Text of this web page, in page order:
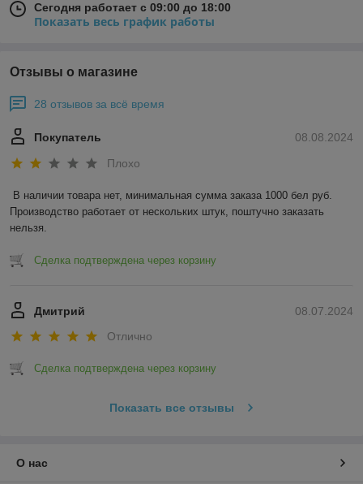
Сегодня работает с 09:00 до 18:00
Показать весь график работы
Отзывы о магазине
28 отзывов за всё время
08.08.2024
Покупатель
Плохо
В наличии товара нет, минимальная сумма заказа 1000 бел руб.
Производство работает от нескольких штук, поштучно заказать
нельзя.
Сделка подтверждена через корзину
08.07.2024
Дмитрий
Отлично
Сделка подтверждена через корзину
Показать все отзывы
О нас